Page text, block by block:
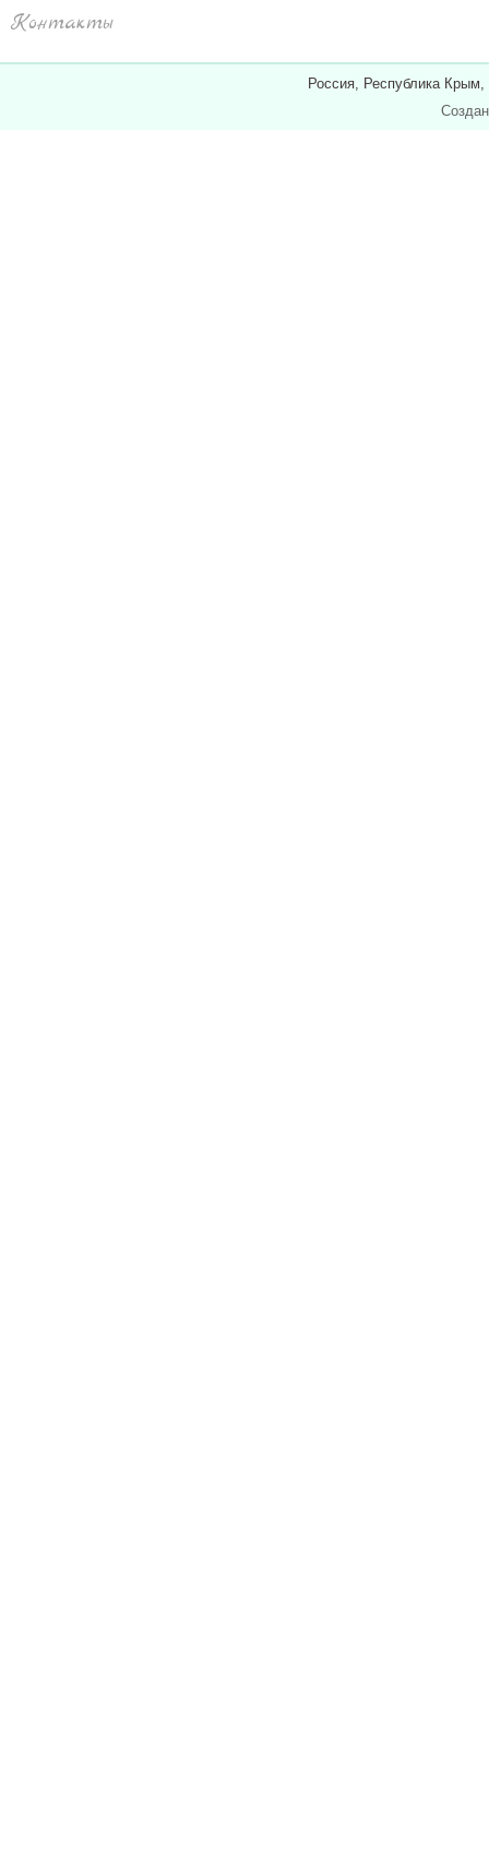
Контакты
Россия, Республика